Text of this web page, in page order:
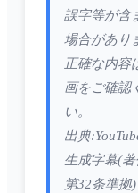
誤字等が含
場合があり
正確な内容
画をご確認
い。
出典
生成字幕(
第32条準拠)